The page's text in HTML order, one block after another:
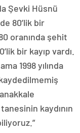
Şevki Hüsnü
80’lik bir
oranında şehit
bir kayıp vardı.
1998 yılında
kaydedilmemiş
kaydının